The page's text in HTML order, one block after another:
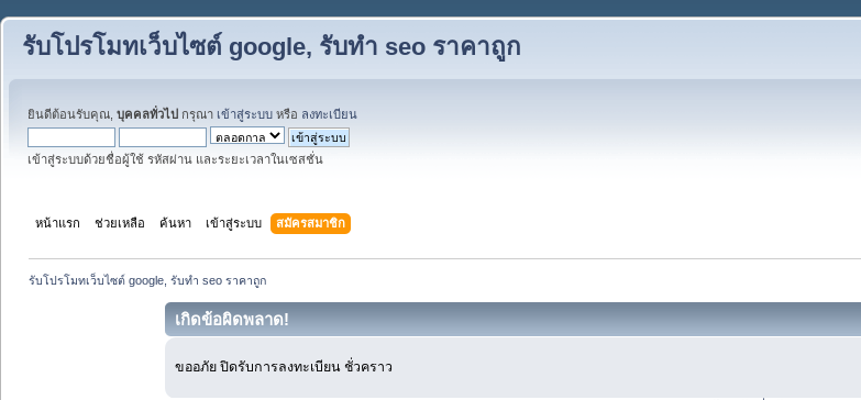
รับโปรโมทเว็บไซต์ google, รับทำ seo ราคาถูก
ยินดีต้อนรับคุณ, บุคคลทั่วไป กรุณา เข้าสู่ระบบ หรือ ลงทะเบียน
เข้าสู่ระบบด้วยชื่อผู้ใช้ รหัสผ่าน และระยะเวลาในเซสชั่น
หน้าแรก ช่วยเหลือ ค้นหา เข้าสู่ระบบ สมัครสมาชิก
รับโปรโมทเว็บไซต์ google, รับทำ seo ราคาถูก
เกิดข้อผิดพลาด!
ขออภัย ปิดรับการลงทะเบียน ชั่วคราว